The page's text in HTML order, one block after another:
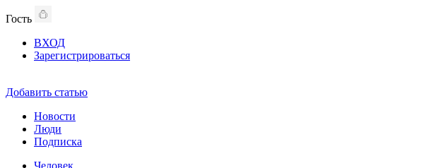
Гость
ВХОД
Зарегистрироваться
Добавить статью
Новости
Люди
Подписка
Человек